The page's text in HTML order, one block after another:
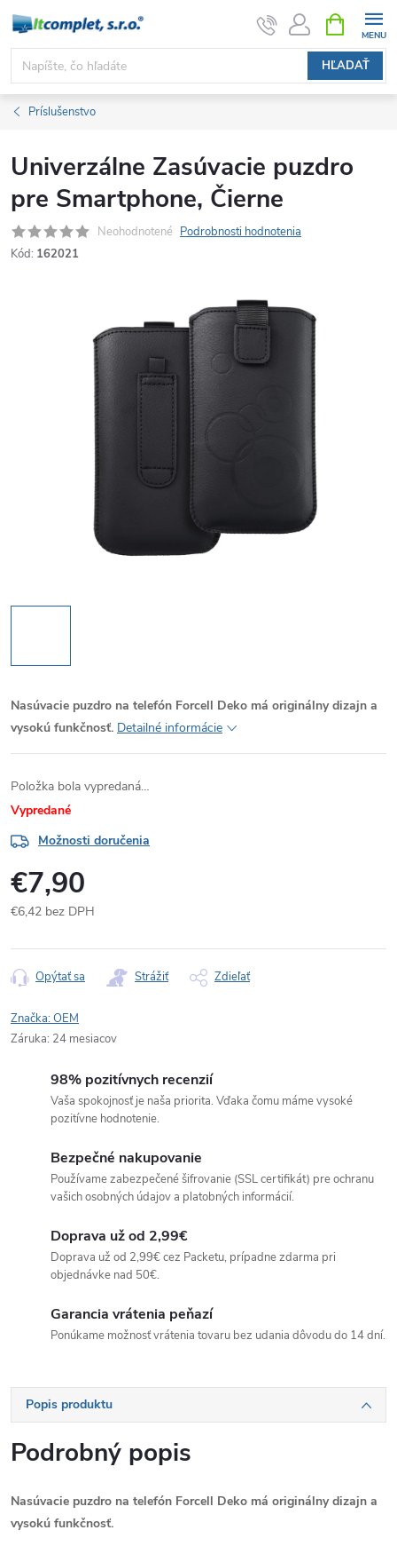
Prejsť
obsah
HĽADAŤ
KOŠÍK
Príslušenstvo
Univerzálne Zasúvacie puzdro
pre Smartphone, Čierne
Neohodnotené Podrobnosti hodnotenia
Kód: 162021
Nasúvacie puzdro na telefón Forcell Deko má originálny dizajn a
vysokú funkčnosť. Detailné informácie
Položka bola vypredaná…
Vypredané
Možnosti doručenia
€7,90
€6,42 bez DPH
cena:
Opýtať sa Strážiť Zdieľať
Značka:OEM
Záruka: 24 mesiacov
98% pozitívnych recenzií
Vaša spokojnosť je naša priorita. Vďaka čomu máme vysoké
pozitívne hodnotenie.
Bezpečné nakupovanie
Používame zabezpečené šifrovanie (SSL certifikát) pre ochranu
vašich osobných údajov a platobných informácií.
Doprava už od 2,99€
Doprava už od 2,99€ cez Packetu, prípadne zdarma pri
objednávke nad 50€.
Garancia vrátenia peňazí
Ponúkame možnosť vrátenia tovaru bez udania dôvodu do 14 dní.
Popis produktu
Podrobný popis
Nasúvacie puzdro na telefón Forcell Deko má originálny dizajn a
vysokú funkčnosť.